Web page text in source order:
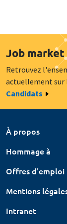
Job market
Retrouvez
actuellement sur
Candidats
À propos
Hommage à
Offres d'emploi
Mentions
Intranet